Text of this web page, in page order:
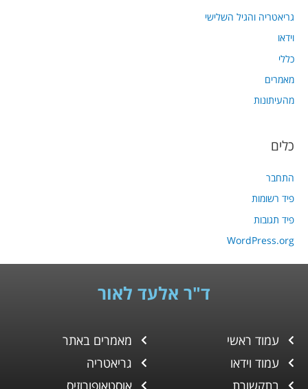
גריאטריה והגיל השלישי
וידאו
כללי
מאמרים
מהעיתונות
כלים
התחבר
פיד רשומות
פיד תגובות
WordPress.org
ד"ר אלעד לאור
עמוד ראשי
עמוד וידאו
בתקשורת
מאמרים באתר
גריאטריה
אוסטאופורוזיס